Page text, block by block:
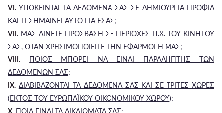
VI. ΥΠΟΚΕΙΝΤΑΙ ΤΑ ΔΕΔΟΜΕΝΑ ΣΑΣ ΣΕ ΔΗΜΙΟΥΡΓΙΑ ΠΡΟΦΙΛ
ΚΑΙ ΤΙ ΣΗΜΑΙΝΕΙ ΑΥΤΟ ΓΙΑ ΕΣΑΣ;
VII. ΜΑΣ ΔΙΝΕΤΕ ΠΡΟΣΒΑΣΗ ΣΕ ΠΕΡΙΟΧΕΣ Π.Χ. ΤΟΥ ΚΙΝΗΤΟΥ
ΣΑΣ, ΟΤΑΝ ΧΡΗΣΙΜΟΠΟΙΕΙΤΕ ΤΗΝ ΕΦΑΡΜΟΓΗ ΜΑΣ;
VIII.
ΠΟΙΟΣ ΜΠΟΡΕΙ ΝΑ ΕΙΝΑΙ ΠΑΡΑΛΗΠΤΗΣ ΤΩΝ
ΔΕΔΟΜΕΝΩΝ ΣΑΣ;
IX. ΔΙΑΒΙΒΑΖΟΝΤΑΙ ΤΑ ΔΕΔΟΜΕΝΑ ΣΑΣ ΚΑΙ ΣΕ ΤΡΙΤΕΣ ΧΩΡΕΣ
(ΕΚΤΟΣ ΤΟΥ ΕΥΡΩΠΑΪΚΟΥ ΟΙΚΟΝΟΜΙΚΟΥ ΧΩΡΟΥ);
X. ΠΟΙΑ ΕΙΝΑΙ ΤΑ ΔΙΚΑΙΩΜΑΤΑ ΣΑΣ;